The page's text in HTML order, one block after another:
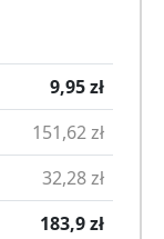
9,95zł
151,62zł
32,28zł
183,9zł